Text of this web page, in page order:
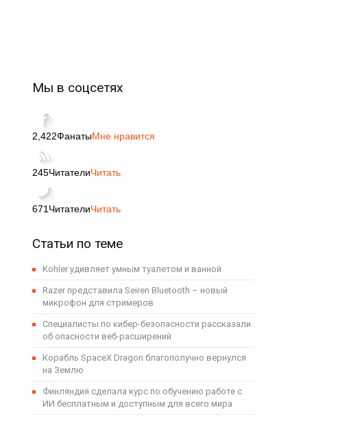
Мы в соцсетях
2,422ФанатыМне нравится
245ЧитателиЧитать
671 ЧитателиЧитать
Статьи по теме
Kohler удивляет умным туалетом и ванной
Razer представила Seiren Bluetooth – новый
микрофон для стримеров
Специалисты по кибер-безопасности рассказали
об опасности веб-расширений
Корабль SpaceX Dragon благополучно вернулся
на Землю
Финляндия сделала курс по обучению работе с
ИИ бесплатным и доступным для всего мира